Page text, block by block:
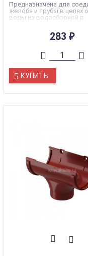
Предназначена для
желоба и трубы в целях
воды из водосборной в
283₽
КУПИТЬ